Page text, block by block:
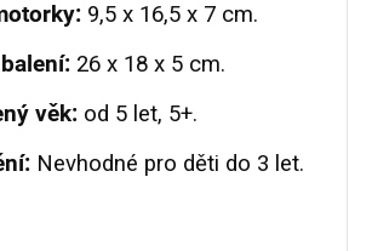
9,5 x 16,5 x 7 cm.
26 x 18 x 5 cm.
věk: od 5 let, 5+.
Nevhodné pro děti do 3 let.